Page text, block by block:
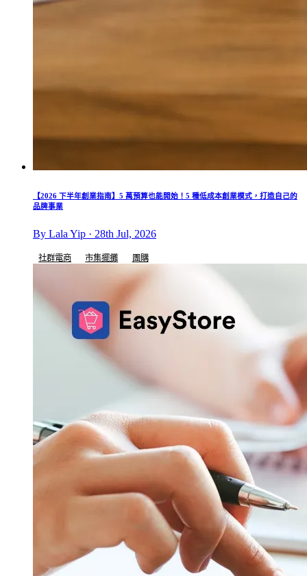
【2026 下半年創業指南】5 萬預算也能開始！5 種低成本創業模式，打造自己的
品牌事業
By Lala Yip · 28th Jul, 2026
社群電商 市集擺攤 團購